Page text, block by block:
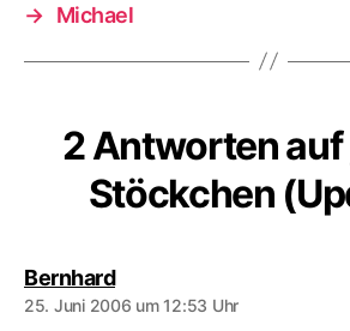
→ Michael
2 Antworten auf
Stöckchen
Bernhardsagt:
25. Juni 2006 um 12:53 Uhr